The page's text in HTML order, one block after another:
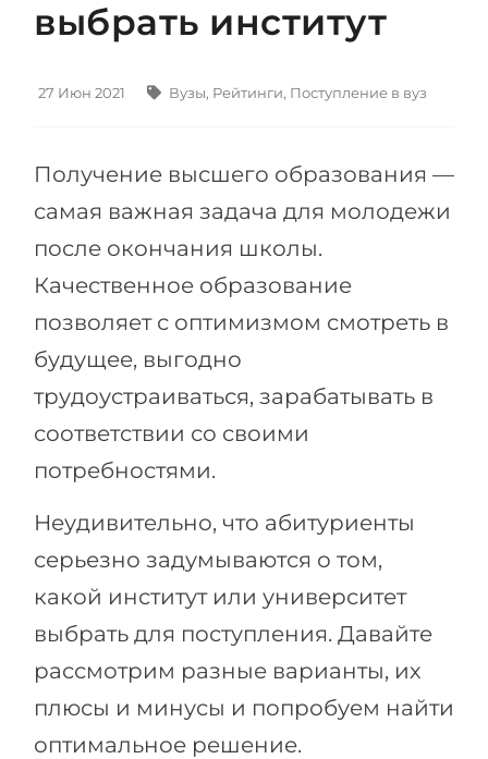
Языковая виза
Штудиенколлеги
Freshman / Foundation
Подготовка к вузу
Подготовка к штудиенколлег
Специальные курсы
Математика
Портфолио
ПРОФЕССИИ
Профессии
КАРЬЕРНОЕ ОРИЕНТИРОВАНИЕ
Штудиенколлег
Магистратура
ПОСТУПАЕМ ПОСЛЕ...
Школы 11 классов
Школы 12 классов (NIS)
Колледжа
IB-Diploma
1 курса
2-3 курса
Бакалавриата
Магистратуры
ПОСТУПАЕМ НА...
Медицина
Инженерия
Физика
Менеджмент
Другая специальность
выбрать институт
27 Июн 2021 Вузы, Рейтинги, Поступление в вуз
Получение высшего образования —
самая важная задача для молодежи
после окончания школы.
Качественное образование
позволяет с оптимизмом смотреть в
будущее, выгодно
трудоустраиваться, зарабатывать в
соответствии со своими
потребностями.
Неудивительно, что абитуриенты
серьезно задумываются о том,
какой институт или университет
выбрать для поступления. Давайте
рассмотрим разные варианты, их
плюсы и минусы и попробуем найти
оптимальное решение.